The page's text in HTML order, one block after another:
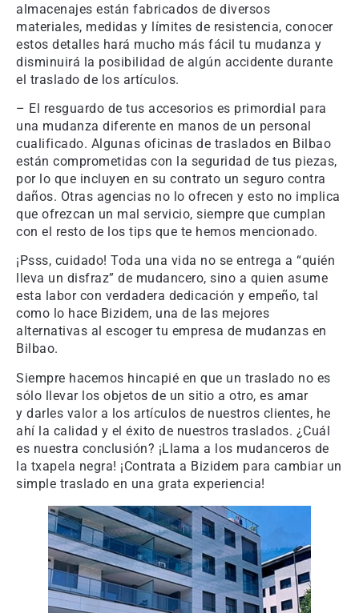
almacenajes están fabricados de diversos
materiales, medidas y límites de resistencia, conocer
estos detalles hará mucho más fácil tu mudanza y
disminuirá la posibilidad de algún accidente durante
el traslado de los artículos.
– El resguardo de tus accesorios es primordial para
una mudanza diferente en manos de un personal
cualificado. Algunas oficinas de traslados en Bilbao
están comprometidas con la seguridad de tus piezas,
por lo que incluyen en su contrato un seguro contra
daños. Otras agencias no lo ofrecen y esto no implica
que ofrezcan un mal servicio, siempre que cumplan
con el resto de los tips que te hemos mencionado.
¡Psss, cuidado! Toda una vida no se entrega a “quién
lleva un disfraz” de mudancero, sino a quien asume
esta labor con verdadera dedicación y empeño, tal
como lo hace Bizidem, una de las mejores
alternativas al escoger tu empresa de mudanzas en
Bilbao.
Siempre hacemos hincapié en que un traslado no es
sólo llevar los objetos de un sitio a otro, es amar
y darles valor a los artículos de nuestros clientes, he
ahí la calidad y el éxito de nuestros traslados. ¿Cuál
es nuestra conclusión? ¡Llama a los mudanceros de
la txapela negra! ¡Contrata a Bizidem para cambiar un
simple traslado en una grata experiencia!